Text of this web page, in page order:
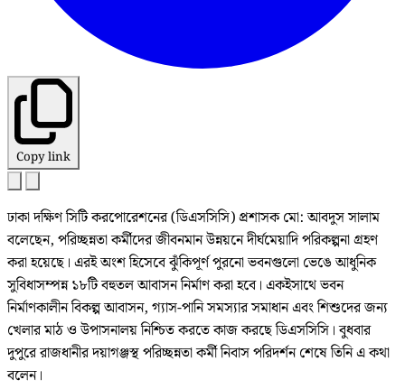
Copy link
ঢাকা দক্ষিণ সিটি করপোরেশনের (ডিএসসিসি) প্রশাসক মো: আবদুস সালাম
বলেছেন, পরিচ্ছন্নতা কর্মীদের জীবনমান উন্নয়নে দীর্ঘমেয়াদি পরিকল্পনা গ্রহণ
করা হয়েছে। এরই অংশ হিসেবে ঝুঁকিপূর্ণ পুরনো ভবনগুলো ভেঙে আধুনিক
সুবিধাসম্পন্ন ১৮টি বহুতল আবাসন নির্মাণ করা হবে। একইসাথে ভবন
নির্মাণকালীন বিকল্প আবাসন, গ্যাস-পানি সমস্যার সমাধান এবং শিশুদের জন্য
খেলার মাঠ ও উপাসনালয় নিশ্চিত করতে কাজ করছে ডিএসসিসি। বুধবার
দুপুরে রাজধানীর দয়াগঞ্জস্থ পরিচ্ছন্নতা কর্মী নিবাস পরিদর্শন শেষে তিনি এ কথা
বলেন।